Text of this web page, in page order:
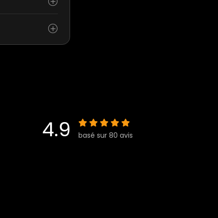
4.9 basé sur 80 avis